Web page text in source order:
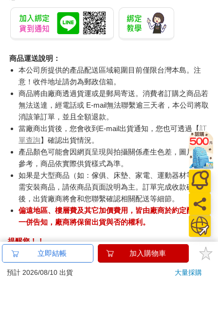
商品運送說明：
本公司所提供的產品配送區域範圍目前僅限台灣本島。注
意！收件地址請勿為郵政信箱。
商品將由廠商透過貨運或是郵局寄送。消費者訂購之商品若
無法送達，經電話或 E-mail無法聯繫逾三天者，本公司將取
消該筆訂單，並且全額退款。
當廠商出貨後，您會收到E-mail出貨通知，您也可透過【訂
單查詢】確認出貨情況。
產品顏色可能會因網頁呈現與拍攝關係產生色差，圖片僅供
參考，商品依實際供貨樣式為準。
如果是大型商品（如：傢俱、床墊、家電、運動器材等）及
需安裝商品，請依商品頁面說明為主。訂單完成收款確認
後，出貨廠商將會和您聯繫確認相關配送等細節。
偏遠地區、樓層費及其它加價費用，皆由廠商於約定配送時
一併告知，廠商將保留出貨與否的權利。
提醒您！！
金石堂及銀行均不會請您操作ATM! 如接獲電話要求您前往
ATM提款機，請不要聽從指示，以免受騙上當！
立即結帳 加入購物車
預計 2026/08/10 出貨 大量採購